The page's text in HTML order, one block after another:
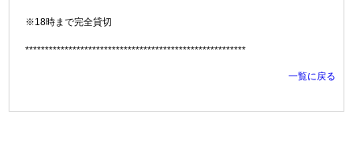
※18時まで完全貸切
********************************************************
一覧に戻る